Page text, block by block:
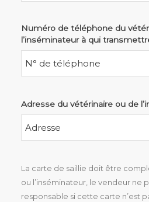
Numéro de téléphone du
l’inséminateur à qui
Adresse du vétérinaire ou de
La carte de saillie doit être
ou l’inséminateur, le vendeur ne
responsable si cette carte n’est